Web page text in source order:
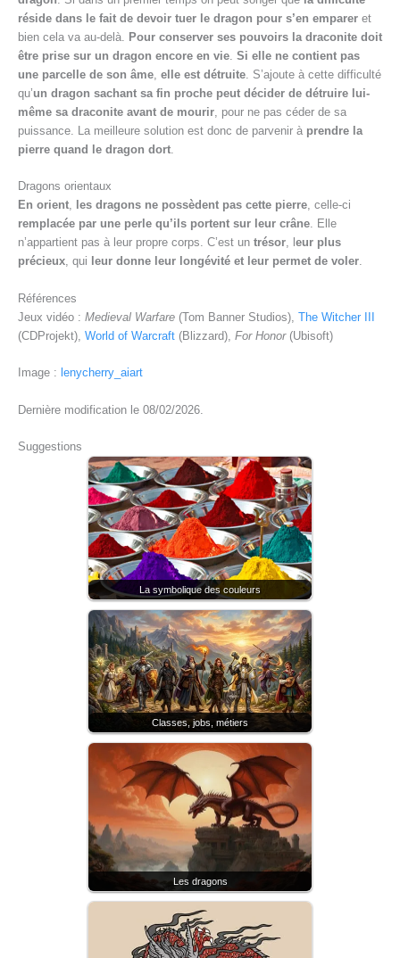
réside dans le fait de devoir tuer le dragon pour s’en emparer et
bien cela va au-delà.
Pour conserver ses pouvoirs la draconite doit
être prise sur un dragon encore en vie Si elle ne contient pas
une parcelle de son âme elle est détruite . S’ajoute à cette difficulté
qu’un dragon sachant sa fin proche peut décider de détruire lui-
même sa draconite avant de mourir , pour ne pas céder de sa
puissance. La meilleure solution est donc de parvenir à prendre la
pierre quand le dragon dort
Dragons orientaux
En orient, les dragons ne possèdent pas cette pierre, celle-ci
remplacée par une perle qu’ils portent sur leur crâne. Elle
n’appartient pas à leur propre corps. C’est un trésor, l eur plus
précieux, qui leur donne leur longévité et leur permet de voler.
Références
Jeux vidéo : Medieval Warfare (Tom Banner Studios), The Witcher III
(CDProjekt), World of Warcraft (Blizzard), For Honor(Ubisoft)
Image : lenycherry_aiart
Dernière modification le 08/02/2026.
Suggestions
La symbolique des couleurs
Classes, jobs, métiers
Les dragons